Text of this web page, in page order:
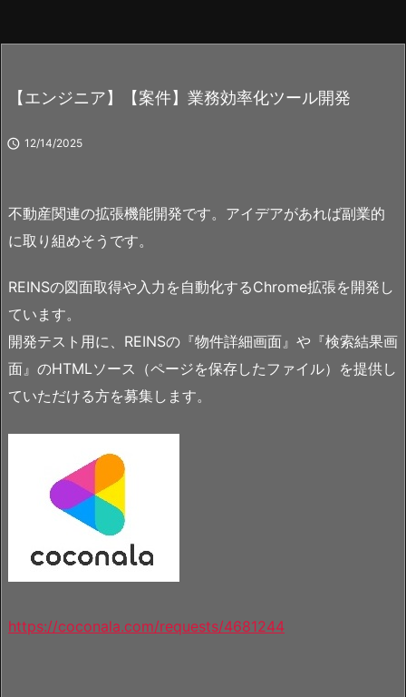
【エンジニア】【案件】業務効率化ツール開発
 12/14/2025
不動産関連の拡張機能開発です。アイデアがあれば副業的
に取り組めそうです。
REINSの図面取得や入力を自動化するChrome拡張を開発し
ています。
開発テスト用に、REINSの『物件詳細画面』や『検索結果画
面』のHTMLソース（ページを保存したファイル）を提供し
ていただける方を募集します。
https://coconala.com/requests/4681244